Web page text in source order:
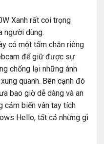
Xanh rất coi trọng
người dùng.
có một tấm chắn riêng
để giữ được sự
chống lại những ánh
quanh. Bên cạnh đó
bao giờ dễ dàng và an
cảm biến vân tay tích
Hello, tất cả những gì